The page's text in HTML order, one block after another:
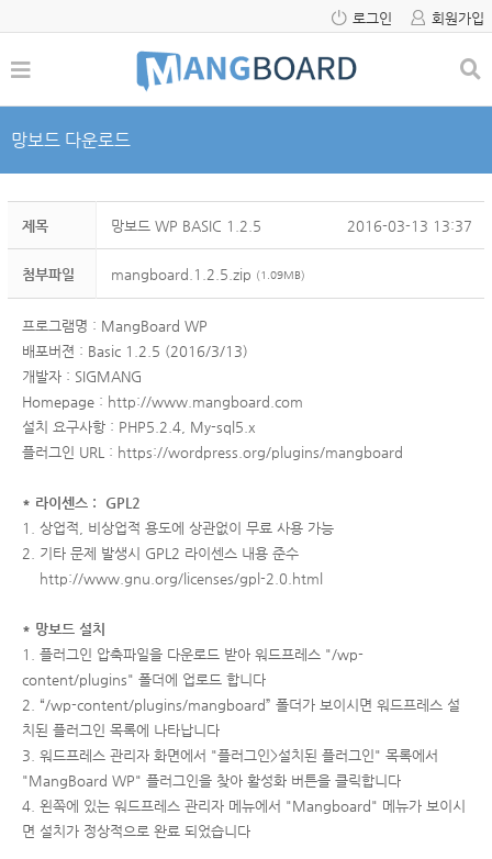
로그인 회원가입
망보드 다운로드
제목 망보드 WP BASIC 1.2.5 2016-03-13 13:37
첨부파일 mangboard.1.2.5.zip (1.09MB)
프로그램명 : MangBoard WP
배포버젼 : Basic 1.2.5 (2016/3/13)
개발자 : SIGMANG
Homepage : http://www.mangboard.com
설치 요구사항 : PHP5.2.4, My-sql5.x
플러그인 URL : https://wordpress.org/plugins/mangboard
* 라이센스 : GPL2
1. 상업적, 비상업적 용도에 상관없이 무료 사용 가능
2. 기타 문제 발생시 GPL2 라이센스 내용 준수
http://www.gnu.org/licenses/gpl-2.0.html
* 망보드 설치
1. 플러그인 압축파일을 다운로드 받아 워드프레스 "/wp-
content/plugins" 폴더에 업로드 합니다
2. “/wp-content/plugins/mangboard” 폴더가 보이시면 워드프레스 설
치된 플러그인 목록에 나타납니다
3. 워드프레스 관리자 화면에서 "플러그인>설치된 플러그인" 목록에서
"MangBoard WP" 플러그인을 찾아 활성화 버튼을 클릭합니다
4. 왼쪽에 있는 워드프레스 관리자 메뉴에서 "Mangboard" 메뉴가 보이시
면 설치가 정상적으로 완료 되었습니다